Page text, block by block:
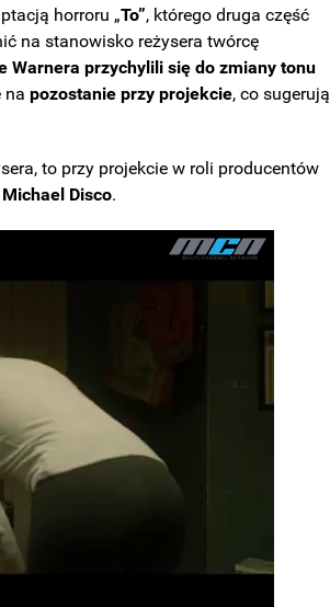
horroru „To”, którego druga część
na stanowisko reżysera twórcę
Warnera przychylili się do zmiany tonu
napozostanie przy projekcie, co sugerują
to przy projekcie w roli producentów
Michael Disco.